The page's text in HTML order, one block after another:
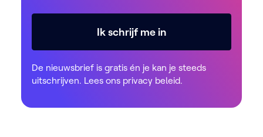
Ik schrijf me in
De nieuwsbrief is gratis én je kan je steeds
uitschrijven. Lees ons privacy beleid.